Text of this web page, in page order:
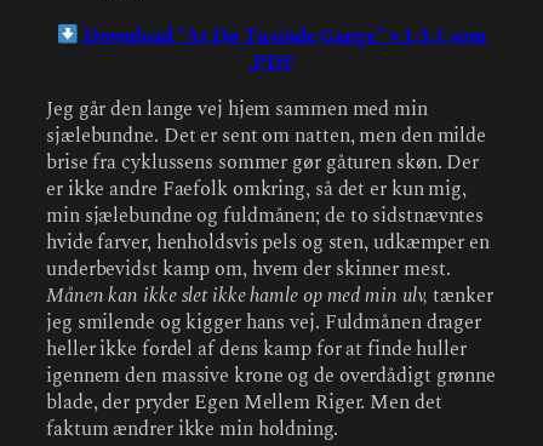
Download “At Dø Tusinde Gange” v.1.3.1 som
.PDF
Jeg går den lange vej hjem sammen med min
sjælebundne. Det er sent om natten, men den milde
brise fra cyklussens sommer gør gåturen skøn. Der
er ikke andre Faefolk omkring, så det er kun mig,
min sjælebundne og fuldmånen; de to sidstnævntes
hvide farver, henholdsvis pels og sten, udkæmper en
underbevidst kamp om, hvem der skinner mest.
Månen kan ikke slet ikke hamle op med min ulv, tænker
jeg smilende og kigger hans vej. Fuldmånen drager
heller ikke fordel af dens kamp for at finde huller
igennem den massive krone og de overdådigt grønne
blade, der pryder Egen Mellem Riger. Men det
faktum ændrer ikke min holdning.